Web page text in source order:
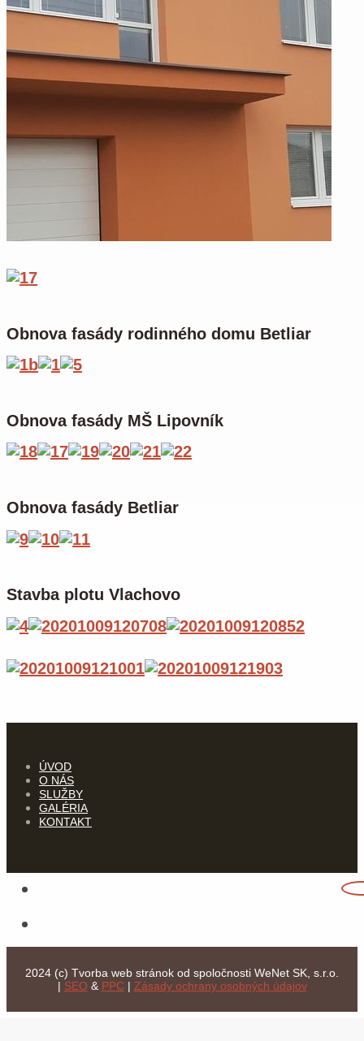
Obnova fasády rodinného domu Betliar
Obnova fasády MŠ Lipovník
Obnova fasády Betliar
Stavba plotu Vlachovo
ÚVOD
O NÁS
SLUŽBY
GALÉRIA
KONTAKT
2024 (c) Tvorba web stránok od spoločnosti WeNet SK, s.r.o.
| SEO & PPC| Zásady ochrany osobných údajov